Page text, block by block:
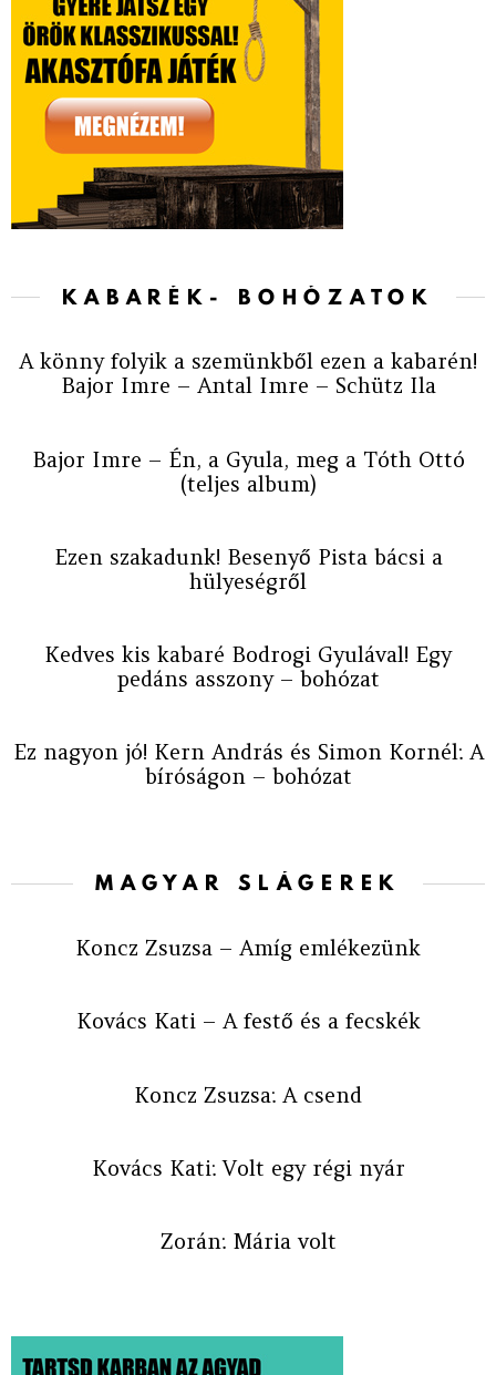
KABARÉK- BOHÓZATOK
A könny folyik a szemünkből ezen a kabarén!
Bajor Imre – Antal Imre – Schütz Ila
Bajor Imre – Én, a Gyula, meg a Tóth Ottó
(teljes album)
Ezen szakadunk! Besenyő Pista bácsi a
hülyeségről
Kedves kis kabaré Bodrogi Gyulával! Egy
pedáns asszony – bohózat
Ez nagyon jó! Kern András és Simon Kornél: A
bíróságon – bohózat
MAGYAR SLÁGEREK
Koncz Zsuzsa – Amíg emlékezünk
Kovács Kati – A festő és a fecskék
Koncz Zsuzsa: A csend
Kovács Kati: Volt egy régi nyár
Zorán: Mária volt